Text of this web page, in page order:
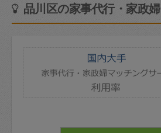
品川区の家事代行・家政婦